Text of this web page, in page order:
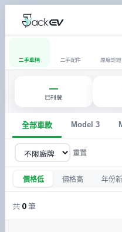
二手車輛 二手配件 原廠認證
—
已刊登
全部車款 Model 3
重置
價格低 價格高 年份新
共 0筆